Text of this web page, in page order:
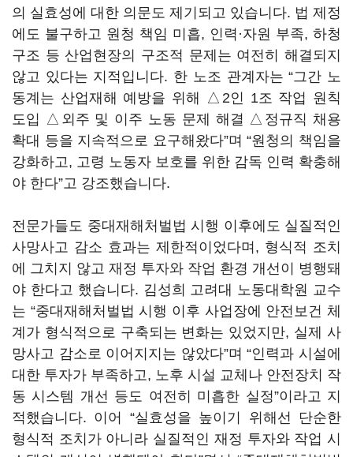
의 실효성에 대한 의문도 제기되고 있습니다. 법 제정
에도 불구하고 원청 책임 미흡, 인력·자원 부족, 하청
구조 등 산업현장의 구조적 문제는 여전히 해결되지
않고 있다는 지적입니다. 한 노조 관계자는 “그간 노
동계는 산업재해 예방을 위해 △2인 1조 작업 원칙
도입 △외주 및 이주 노동 문제 해결 △정규직 채용
확대 등을 지속적으로 요구해왔다”며 “원청의 책임을
강화하고, 고령 노동자 보호를 위한 감독 인력 확충해
야 한다”고 강조했습니다.
전문가들도 중대재해처벌법 시행 이후에도 실질적인
사망사고 감소 효과는 제한적이었다며, 형식적 조치
에 그치지 않고 재정 투자와 작업 환경 개선이 병행돼
야 한다고 했습니다. 김성희 고려대 노동대학원 교수
는 “중대재해처벌법 시행 이후 사업장에 안전보건 체
계가 형식적으로 구축되는 변화는 있었지만, 실제 사
망사고 감소로 이어지지는 않았다”며 “인력과 시설에
대한 투자가 부족하고, 노후 시설 교체나 안전장치 작
동 시스템 개선 등도 여전히 미흡한 실정”이라고 지
적했습니다. 이어 “실효성을 높이기 위해선 단순한
형식적 조치가 아니라 실질적인 재정 투자와 작업 시